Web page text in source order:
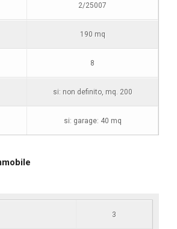
2/25007
190 mq
8
si: non definito, mq. 200
si: garage: 40 mq
3